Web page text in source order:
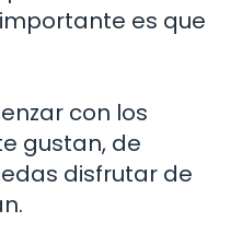
es que
con los
gustan, de
disfrutar de